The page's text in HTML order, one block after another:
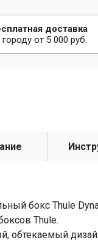
доставка
от 5 000 руб.
бокс Thule
Thule.
обтекаемый